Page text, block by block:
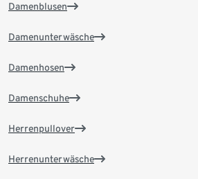
Damenblusen
Damenunterwäsche
Damenhosen
Damenschuhe
Herrenpullover
Herrenunterwäsche